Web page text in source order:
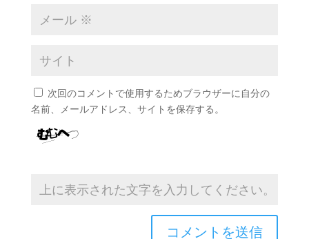
次回のコメントで使用するためブラウザーに自分の
名前、メールアドレス、サイトを保存する。